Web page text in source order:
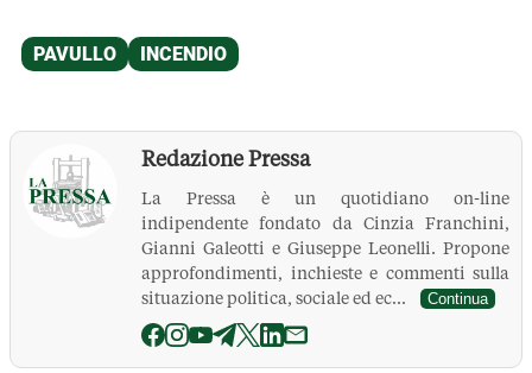
Redazione Pressa
La Pressa è un quotidiano on-line
indipendente fondato da Cinzia Franchini,
Gianni Galeotti e Giuseppe Leonelli. Propone
approfondimenti, inchieste e commenti sulla
situazione politica, sociale ed ec...
Continua